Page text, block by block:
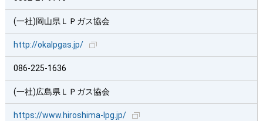
(一社)岡山県ＬＰガス協会
http://okalpgas.jp/
086-225-1636
(一社)広島県ＬＰガス協会
https://www.hiroshima-lpg.jp/